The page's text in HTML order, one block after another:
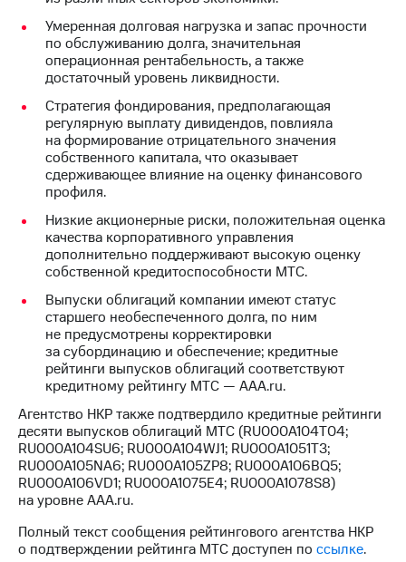
Корпоративный
секретарь
Раскрытие
информации
Информация
акционерам
Документы
ПАО
"МТС"
Собрания
акционеров
кабинет
акционера
Акционерный
капитал
Контроль
и
аудит
Рынок
акций
Программа
приобретения
Порядок
выкупа
акций
Дивиденды
облигаций
Умеренная долговая нагрузка и запас прочности
по обслуживанию долга, значительная
операционная рентабельность, а также
достаточный уровень ликвидности.
Стратегия фондирования, предполагающая
регулярную выплату дивидендов, повлияла
на формирование отрицательного значения
собственного капитала, что оказывает
сдерживающее влияние на оценку финансового
профиля.
Низкие акционерные риски, положительная оценка
качества корпоративного управления
дополнительно поддерживают высокую оценку
собственной кредитоспособности МТС.
Выпуски облигаций компании имеют статус
старшего необеспеченного долга, по ним
не предусмотрены корректировки
за субординацию и обеспечение; кредитные
рейтинги выпусков облигаций соответствуют
кредитному рейтингу МТС — ААA.ru.
Агентство НКР также подтвердило кредитные рейтинги
десяти выпусков облигаций МТС (RU000A104T04;
RU000A104SU6; RU000A104WJ1; RU000A1051T3;
RU000A105NA6; RU000A105ZP8; RU000A106BQ5;
RU000A106VD1; RU000A1075E4; RU000A1078S8)
на уровне ААA.ru.
Полный текст сообщения рейтингового агентства НКР
о подтверждении рейтинга МТС доступен по ссылке.